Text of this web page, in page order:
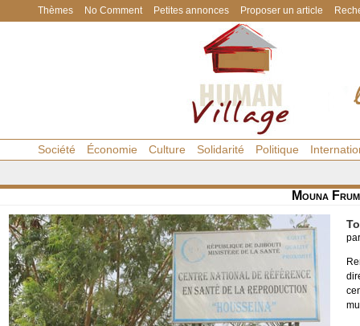
Thèmes No Comment Petites annonces Proposer un article
Société Économie Culture Solidarité Politique
Mouna